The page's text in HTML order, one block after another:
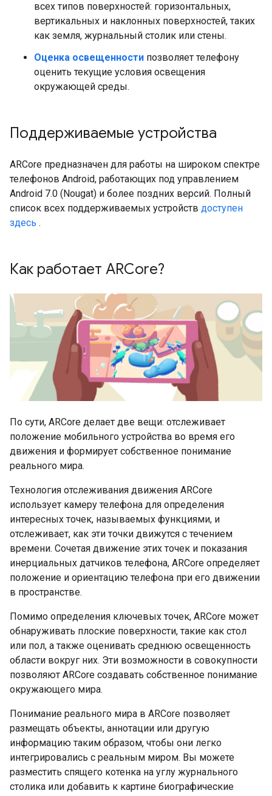
всех типов поверхностей: горизонтальных,
вертикальных и наклонных поверхностей, таких
как земля, журнальный столик или стены.
Оценка освещенности позволяет телефону
оценить текущие условия освещения
окружающей среды.
Поддерживаемые устройства
ARCore предназначен для работы на широком спектре
телефонов Android, работающих под управлением
Android 7.0 (Nougat) и более поздних версий. Полный
список всех поддерживаемых устройств доступен
здесь .
Как работает ARCore?
По сути, ARCore делает две вещи: отслеживает
положение мобильного устройства во время его
движения и формирует собственное понимание
реального мира.
Технология отслеживания движения ARCore
использует камеру телефона для определения
интересных точек, называемых функциями, и
отслеживает, как эти точки движутся с течением
времени. Сочетая движение этих точек и показания
инерциальных датчиков телефона, ARCore определяет
положение и ориентацию телефона при его движении
в пространстве.
Помимо определения ключевых точек, ARCore может
обнаруживать плоские поверхности, такие как стол
или пол, а также оценивать среднюю освещенность
области вокруг них. Эти возможности в совокупности
позволяют ARCore создавать собственное понимание
окружающего мира.
Понимание реального мира в ARCore позволяет
размещать объекты, аннотации или другую
информацию таким образом, чтобы они легко
интегрировались с реальным миром. Вы можете
разместить спящего котенка на углу журнального
столика или добавить к картине биографические